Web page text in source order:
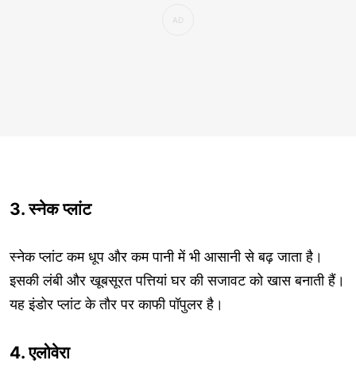
3. स्नेक प्लांट
स्नेक प्लांट कम धूप और कम पानी में भी आसानी से बढ़ जाता है।
इसकी लंबी और खूबसूरत पत्तियां घर की सजावट को खास बनाती हैं।
यह इंडोर प्लांट के तौर पर काफी पॉपुलर है।
4. एलोवेरा